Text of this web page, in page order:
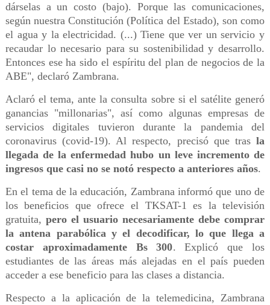
dárselas a un costo (bajo). Porque las comunicaciones,
según nuestra Constitución (Política del Estado), son como
el agua y la electricidad. (...) Tiene que ver un servicio y
recaudar lo necesario para su sostenibilidad y desarrollo.
Entonces ese ha sido el espíritu del plan de negocios de la
ABE", declaró Zambrana.
Aclaró el tema, ante la consulta sobre si el satélite generó
ganancias "millonarias", así como algunas empresas de
servicios digitales tuvieron durante la pandemia del
coronavirus (covid-19). Al respecto, precisó que trasla
llegada de la enfermedad hubo un leve incremento de
ingresos que casi no se notó respecto a anteriores años.
En el tema de la educación, Zambrana informó que uno de
los beneficios que ofrece el TKSAT-1 es la televisión
gratuita, pero el usuario necesariamente debe comprar
la antena parabólica y el decodificar, lo que llega a
costar aproximadamente Bs 300. Explicó que los
estudiantes de las áreas más alejadas en el país pueden
acceder a ese beneficio para las clases a distancia.
Respecto a la aplicación de la telemedicina, Zambrana